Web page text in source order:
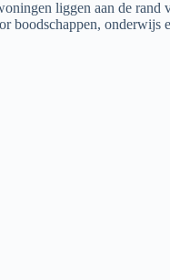
liggen aan de